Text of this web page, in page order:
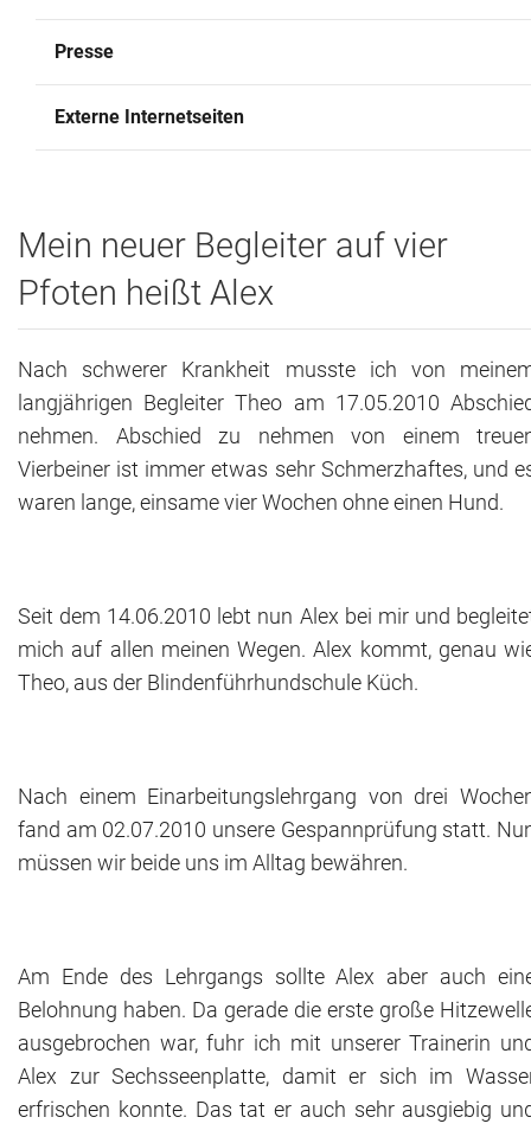
Presse
Externe Internetseiten
Mein neuer Begleiter auf vier
Pfoten heißt Alex
Nach schwerer Krankheit musste ich von
langjährigen Begleiter Theo am 17.05.2010
nehmen. Abschied zu nehmen von einem
Vierbeiner ist immer etwas sehr Schmerzhaftes, und
waren lange, einsame vier Wochen ohne einen Hund.
Seit dem 14.06.2010 lebt nun Alex bei mir und
mich auf allen meinen Wegen. Alex kommt, genau
Theo, aus der Blindenführhundschule Küch.
Nach einem Einarbeitungslehrgang von drei
fand am 02.07.2010 unsere Gespannprüfung statt.
müssen wir beide uns im Alltag bewähren.
Am Ende des Lehrgangs sollte Alex aber auch
Belohnung haben. Da gerade die erste große
ausgebrochen war, fuhr ich mit unserer Trainerin
Alex zur Sechsseenplatte, damit er sich im
erfrischen konnte. Das tat er auch sehr ausgiebig